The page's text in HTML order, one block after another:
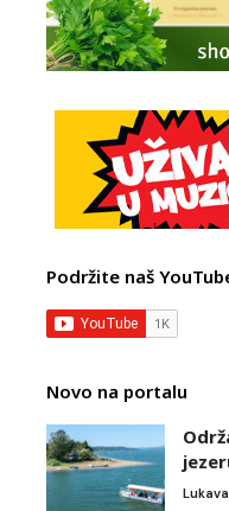
Podržite naš
Novo na portalu